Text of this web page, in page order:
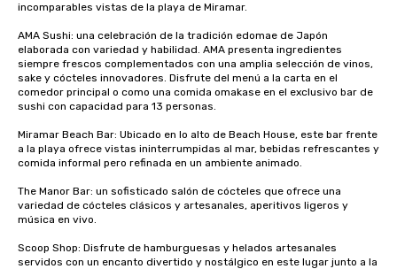
incomparables vistas de la playa de Miramar.
AMA Sushi: una celebración de la tradición edomae de Japón
elaborada con variedad y habilidad. AMA presenta ingredientes
siempre frescos complementados con una amplia selección de vinos,
sake y cócteles innovadores. Disfrute del menú a la carta en el
comedor principal o como una comida omakase en el exclusivo bar de
sushi con capacidad para 13 personas.
Miramar Beach Bar: Ubicado en lo alto de Beach House, este bar frente
a la playa ofrece vistas ininterrumpidas al mar, bebidas refrescantes y
comida informal pero refinada en un ambiente animado.
The Manor Bar: un sofisticado salón de cócteles que ofrece una
variedad de cócteles clásicos y artesanales, aperitivos ligeros y
música en vivo.
Scoop Shop: Disfrute de hamburguesas y helados artesanales
servidos con un encanto divertido y nostálgico en este lugar junto a la